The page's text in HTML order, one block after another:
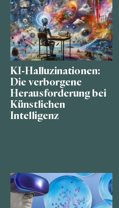
KI-Halluzinationen:
Die verborgene
Herausforderung bei
Künstlichen
Intelligenz